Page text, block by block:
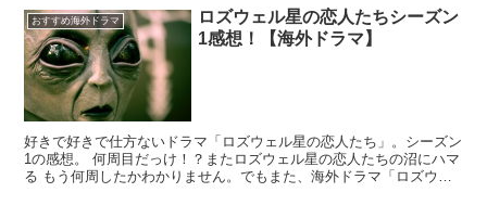
おすすめ海外ドラマ
ロズウェル星の恋人たちシーズン
1感想！【海外ドラマ】
好きで好きで仕方ないドラマ「ロズウェル星の恋人たち」。シーズン
1の感想。 何周目だっけ！？またロズウェル星の恋人たちの沼にハマ
る もう何周したかわかりません。でもまた、海外ドラマ「ロズウェ